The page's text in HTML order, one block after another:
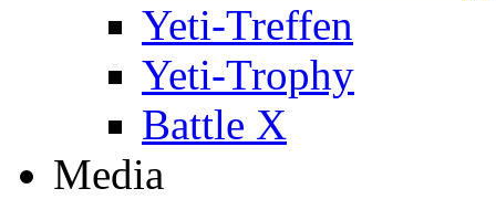
Yeti-Treffen
Yeti-Trophy
Battle X
Media